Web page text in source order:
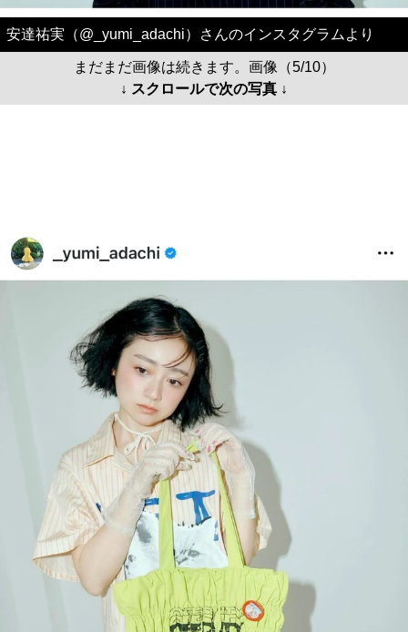
安達祐実（@_yumi_adachi）さんのインスタグラムより
まだまだ画像は続きます。画像（5/10）
↓ スクロールで次の写真 ↓